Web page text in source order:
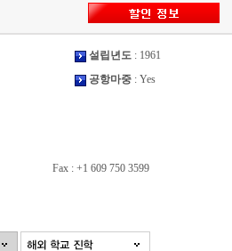
설립년도: 1961
공항마중: Yes
Fax : +1 609 750 3599